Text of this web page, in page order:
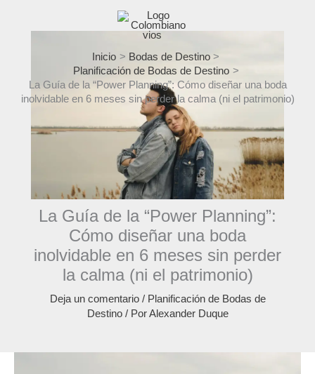
Inicio
Bodas de Destino
Planificación de Bodas de Destino
La Guía de la “Power Planning”: Cómo diseñar una boda
inolvidable en 6 meses sin perder la calma (ni el patrimonio)
La Guía de la “Power Planning”:
Cómo diseñar una boda
inolvidable en 6 meses sin perder
la calma (ni el patrimonio)
Deja un comentario / Planificación de Bodas de
Destino/ PorAlexander Duque